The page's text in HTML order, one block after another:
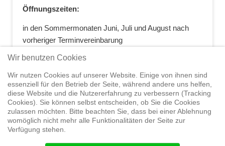
Öffnungszeiten:
in den Sommermonaten Juni, Juli und August nach
vorheriger Terminvereinbarung
Home Shop Trainings Segeltörns Service
Elvstrøm
Sails Yachthandel Sicherheit auf
See
Seminare
Wir benutzen Cookies
Wir nutzen Cookies auf unserer Website. Einige von ihnen sind
essenziell für den Betrieb der Seite, während andere uns helfen,
diese Website und die Nutzererfahrung zu verbessern (Tracking
Cookies). Sie können selbst entscheiden, ob Sie die Cookies
zulassen möchten. Bitte beachten Sie, dass bei einer Ablehnung
womöglich nicht mehr alle Funktionalitäten der Seite zur
Verfügung stehen.